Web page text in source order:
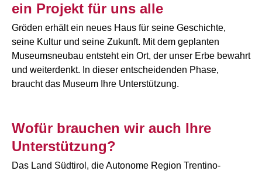
ein Projekt für uns alle
Gröden erhält ein neues Haus für seine Geschichte,
seine Kultur und seine Zukunft. Mit dem geplanten
Museumsneubau entsteht ein Ort, der unser Erbe bewahrt
und weiterdenkt. In dieser entscheidenden Phase,
braucht das Museum Ihre Unterstützung.
Wofür brauchen wir auch Ihre
Unterstützung?
Das Land Südtirol, die Autonome Region Trentino-